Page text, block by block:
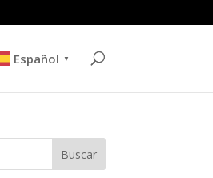
Español ▼